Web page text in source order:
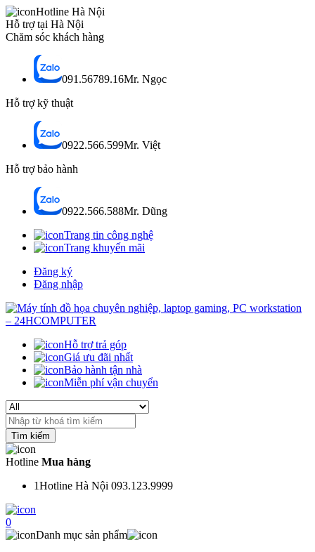
Hotline Hà Nội
Hỗ trợ tại Hà Nội
Chăm sóc khách hàng
091.56789.16Mr. Ngọc
Hỗ trợ kỹ thuật
0922.566.599Mr. Việt
Hỗ trợ bảo hành
0922.566.588Mr. Dũng
Trang tin công nghệ
Trang khuyến mãi
Đăng ký
Đăng nhập
Hỗ trợ trả góp
Giá ưu đãi nhất
Bảo hành tận nhà
Miễn phí vận chuyển
Search
for:
Hotline Mua hàng
1Hotline Hà Nội 093.123.9999
0
Danh mục sản phẩm